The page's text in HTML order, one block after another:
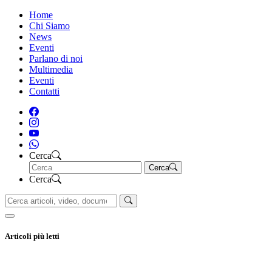
Home
Chi Siamo
News
Eventi
Parlano di noi
Multimedia
Eventi
Contatti
Cerca
Cerca
Cerca
Articoli più letti